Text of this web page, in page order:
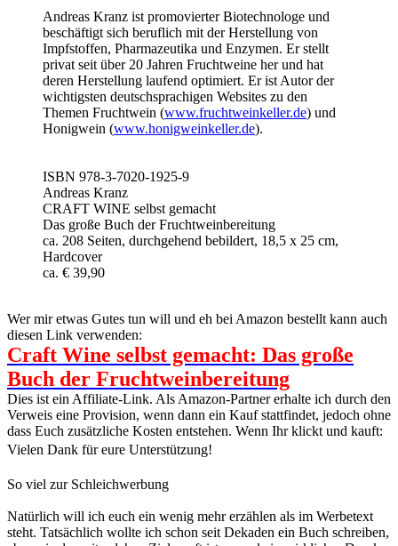
Themen Fruchtwein (www.fruchtweinkeller.de ) und
Honigwein (www.honigweinkeller.de).
ISBN 978-3-7020-1925-9
Andreas Kranz
CRAFT WINE selbst gemacht
Das große Buch der Fruchtweinbereitung
ca. € 39,90
Wer mir etwas Gutes tun will und eh bei Amazon bestellt kann auch
diesen Link verwenden:
Craft Wine selbst gemacht: Das große
Buch der Fruchtweinbereitung
Verweis eine Provision, wenn dann ein Kauf stattfindet, jedoch ohne
dass Euch zusätzliche Kosten entstehen. Wenn Ihr klickt und kauft:
Vielen Dank für eure Unterstützung!
So viel zur Schleichwerbung
Natürlich will ich euch ein wenig mehr erzählen als im Werbetext
steht. Tatsächlich wollte ich schon seit Dekaden ein Buch schreiben,
aber wie das mit solchen Zielen oft ist wenn kein wirklicher Druck
vorhanden ist: Es findet sich immer etwas, was im Augenblick
einfach viel wichtiger ist, und so ist das Projekt nie wirklich
gestartet.
Dann wollte der Stocker Verlag sein Angebot zum Thema
Fruchtwein auffrischen, ist auf das Forum und die Webeseite